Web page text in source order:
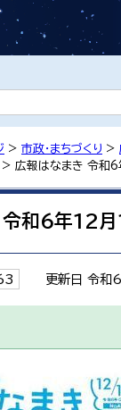
> 市政・まちづくり >
> 広報はなまき 令和
令和6年12
更新日 令和